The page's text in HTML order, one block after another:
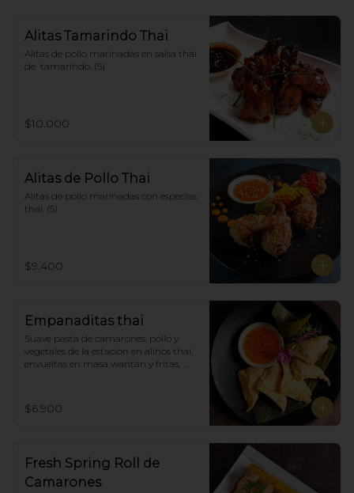
Alitas Tamarindo Thai
Alitas de pollo marinadas en salsa thai
de  tamarindo. (5)
$10.000
Alitas de Pollo Thai
Alitas de pollo marinadas con especias
thai. (5)
$9.400
Empanaditas thai
Suave pasta de camarones, pollo y
vegetales de la estación en aliños thai,
envueltas en masa wantán y fritas,
$6.900
Fresh Spring Roll de
Camarones